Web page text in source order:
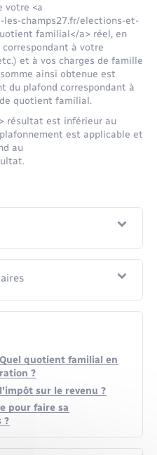
votre <a
champs27.fr/elections-et-
familial</a> réel, en
à votre
et à vos charges de famille
ainsi obtenue est
du plafond correspondant à
quotient familial.
résultat est inférieur au
est applicable et
au
quotient familial en
?
sur le revenu ?
pour faire sa
?